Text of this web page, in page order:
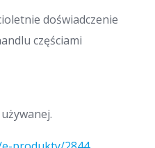
doświadczenie
częściami